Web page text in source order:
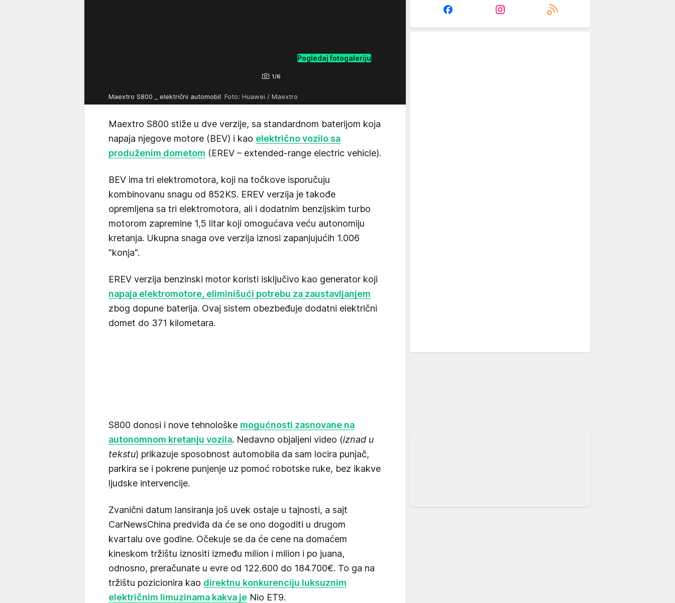
1/6
Pogledaj fotogaleriju
Maextro S800 _ električni automobil Foto: Huawei / Maextro
Maextro S800 stiže u dve verzije, sa standardnom baterijom koja
napaja njegove motore (BEV) i kao električno vozilo sa
produženim dometom (EREV – extended-range electric vehicle).
BEV ima tri elektromotora, koji na točkove isporučuju
kombinovanu snagu od 852KS. EREV verzija je takođe
opremljena sa tri elektromotora, ali i dodatnim benzijskim turbo
motorom zapremine 1,5 litar koji omogućava veću autonomiju
kretanja. Ukupna snaga ove verzija iznosi zapanjujućih 1.006
"konja".
EREV verzija benzinski motor koristi isključivo kao generator koji
napaja elektromotore, eliminišući potrebu za zaustavljanjem
zbog dopune baterija. Ovaj sistem obezbeđuje dodatni električni
domet do 371 kilometara.
S800 donosi i nove tehnološke mogućnosti zasnovane na
autonomnom kretanju vozila. Nedavno objaljeni video (iznad u
tekstu) prikazuje sposobnost automobila da sam locira punjač,
parkira se i pokrene punjenje uz pomoć robotske ruke, bez ikakve
ljudske intervencije.
Zvanični datum lansiranja još uvek ostaje u tajnosti, a sajt
CarNewsChina predviđa da će se ono dogoditi u drugom
kvartalu ove godine. Očekuje se da će cene na domaćem
kineskom tržištu iznositi između milion i milion i po juana,
odnosno, preračunate u evre od 122.600 do 184.700€. To ga na
tržištu pozicionira kao direktnu konkurenciju luksuznim
električnim limuzinama kakva je Nio ET9.